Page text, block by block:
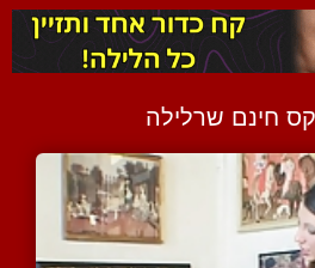
חינם שרלילה